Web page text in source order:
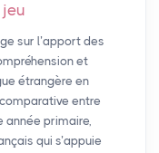
sur l’apport des
et
étrangère en
entre
année primaire,
qui s’appuie